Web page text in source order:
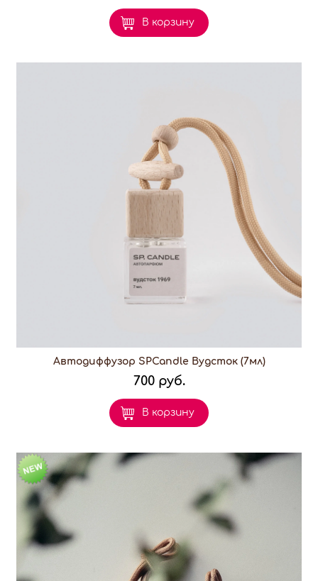
В корзину
Автодиффузор SPCandle Вудсток (7мл)
700 руб.
В корзину